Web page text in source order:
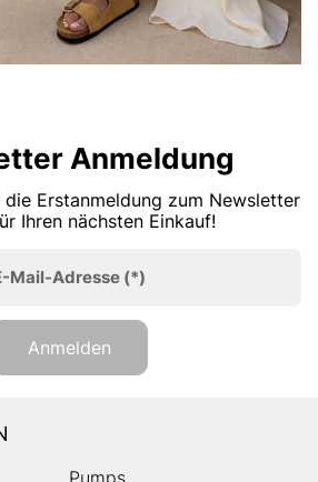
Anmeldung
Erstanmeldung zum Newsletter
Ihren nächsten Einkauf!
Mail-Adresse (*)
Anmelden